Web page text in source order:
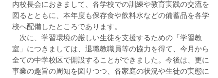
内校長会におきまして、各学校での訓練や教育実践の交流を
図るとともに、本年度も保存食や飲料水などの備蓄品を各学
校へ配備したところであります。
次に、学習環境の厳しい生徒を支援するための「学習教
室」につきましては、退職教職員等の協力を得て、今月から
全ての中学校区で開設することができました。今後は、更に
事業の趣旨の周知を図りつつ、各家庭の状況や生徒の実態に